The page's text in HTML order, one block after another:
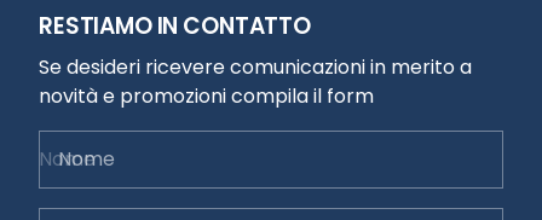
RESTIAMO IN CONTATTO
Se desideri ricevere comunicazioni in merito a
novità e promozioni compila il form
Nome